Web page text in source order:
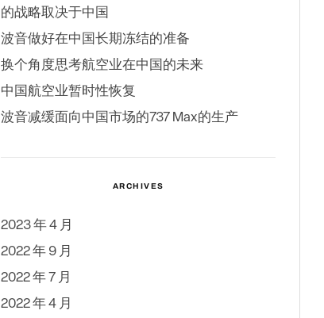
的战略取决于中国
波音做好在中国长期冻结的准备
换个角度思考航空业在中国的未来
中国航空业暂时性恢复
波音减缓面向中国市场的737 Max的生产
ARCHIVES
2023 年 4 月
2022 年 9 月
2022 年 7 月
2022 年 4 月